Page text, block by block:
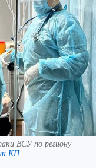
ВСУ по региону
КП